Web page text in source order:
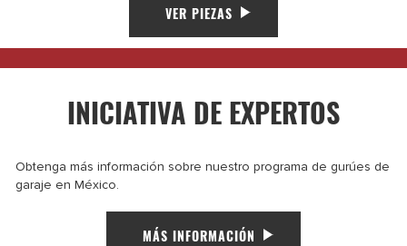
VER PIEZAS
INICIATIVA DE EXPERTOS
Obtenga más información sobre nuestro programa de gurúes de
garaje en México.
MÁS INFORMACIÓN